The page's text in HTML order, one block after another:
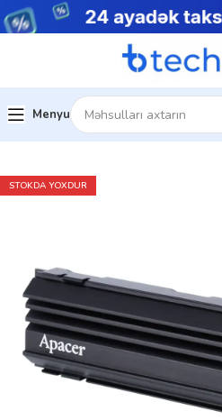
Menyu
Ev Kompüter hissələri Daxili SSD
STOKDA YOXDUR